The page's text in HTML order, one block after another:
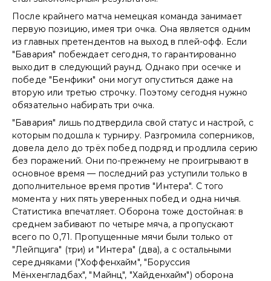
После крайнего матча немецкая команда занимает
первую позицию, имея три очка. Она является одним
из главных претендентов на выход в плей-офф. Если
"Бавария" побеждает сегодня, то гарантированно
выходит в следующий раунд. Однако при осечке и
победе "Бенфики" они могут опуститься даже на
вторую или третью строчку. Поэтому сегодня нужно
обязательно набирать три очка.
"Бавария" лишь подтвердила свой статус и настрой, с
которым подошла к турниру. Разгромила соперников,
довела дело до трёх побед подряд и продлила серию
без поражений. Они по-прежнему не проигрывают в
основное время — последний раз уступили только в
дополнительное время против "Интера". С того
момента у них пять уверенных побед и одна ничья.
Статистика впечатляет. Оборона тоже достойная: в
среднем забивают по четыре мяча, а пропускают
всего по 0,71. Пропущенные мячи были только от
"Лейпцига" (три) и "Интера" (два), а с остальными
середняками ("Хоффенхайм", "Боруссия
Мёнхенгладбах", "Майнц", "Хайденхайм") оборона